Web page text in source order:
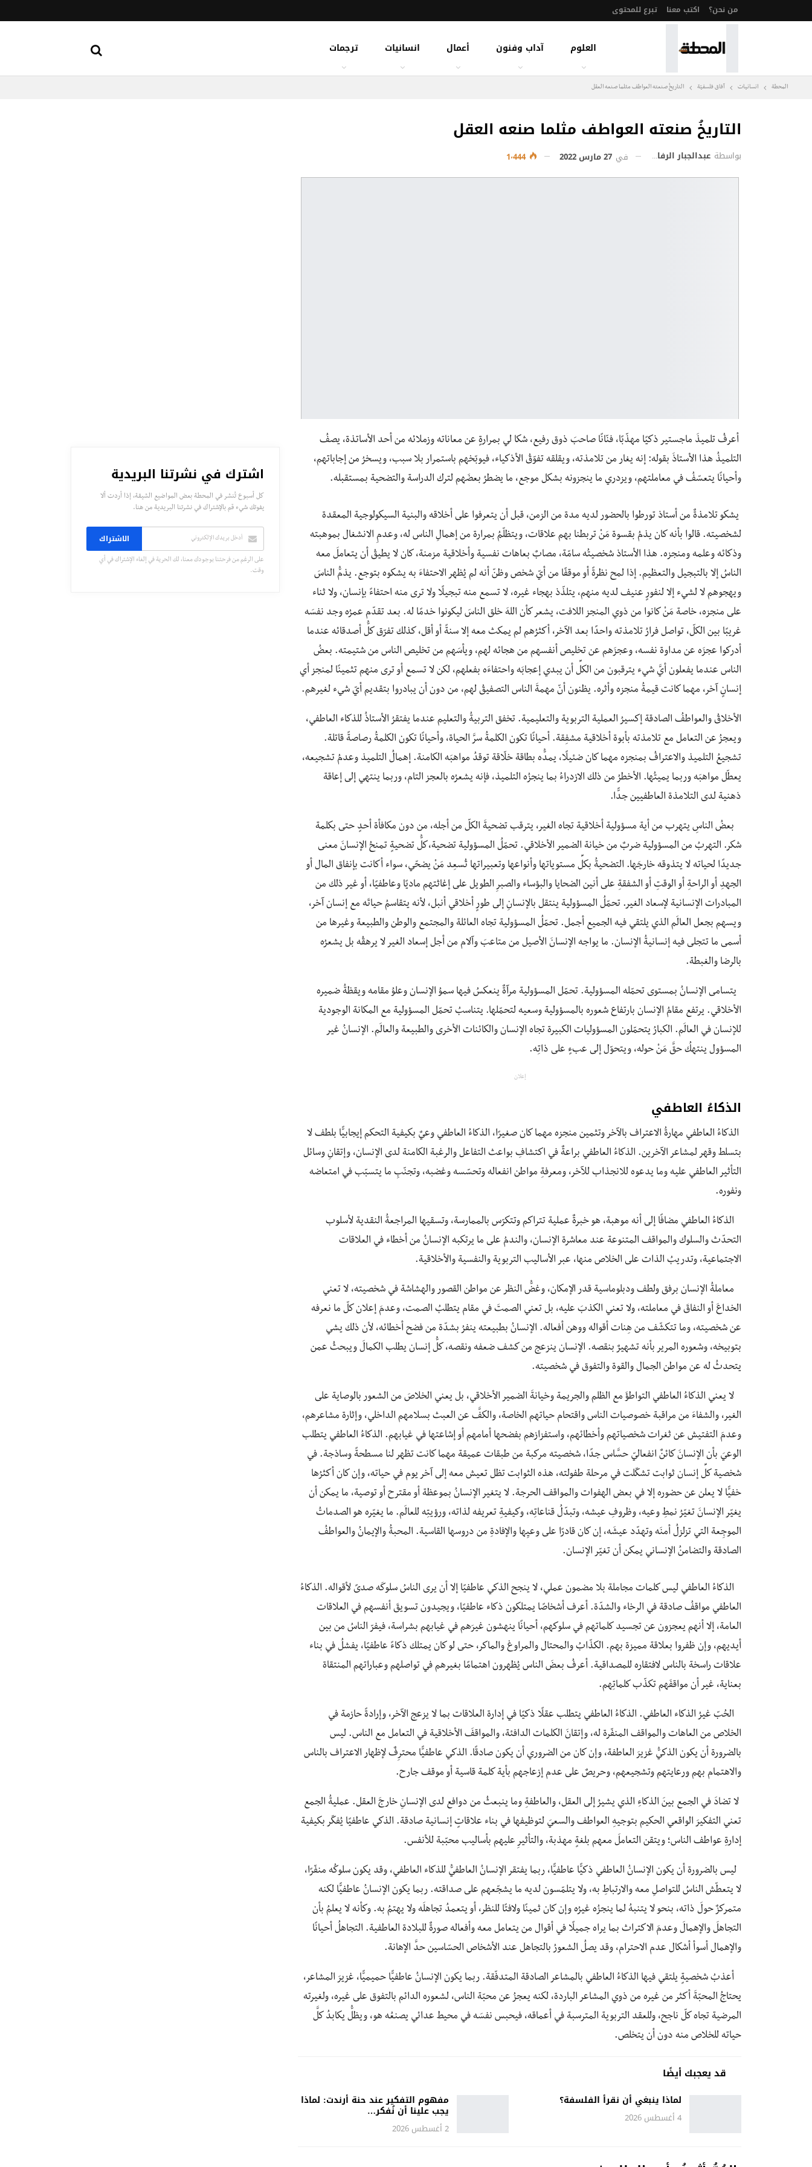
من نحن؟ اكتب معنا تبرع للمحتوى
العلوم آداب وفنون أعمال انسانيات ترجمات
المحطة انسانيات آفاق فلسفيّة‎ التاريخُ صنعته العواطف مثلما صنعه العقل
التاريخُ صنعته العواطف مثلما صنعه العقل
بواسطة عبدالجبار الرفاعي في 27 مارس 2022 1٬444
أعرفُ تلميذَ ماجستير ذكيًا مهذّبًا، فنّانًا صاحبَ ذوق رفيع، شكا لي بمرارةٍ عن معاناته وزملائه من أحد الأساتذة، يصفُ
التلميذُ هذا الأستاذَ ‏بقوله: إنه يغار من تلامذته، ويقلقه تفوّقُ الأذكياء، فيوبّخهم باستمرار بلا سبب، ويسخرُ من إجاباتهم،
وأحيانًا يتعسّفُ في معاملتهم، ويزدري ما ينجزونه بشكل موجع، ما يضطرُ بعضَهم لترك الدراسة والتضحية بمستقبله.
يشكو تلامذةٌ من أستاذ تورطوا بالحضور لديه مدة من الزمن، قبل أن يتعرفوا على أخلاقه والبنية السيكولوجية المعقدة
لشخصيته. قالوا بأنه كان يذمُ بقسوة مَنْ تربطنا بهم علاقات، ويتظلّمُ بمرارة من إهمالِ الناس له، وعدمِ الانشغال بموهبته
وذكائه وعلمه ومنجزه. هذا الأستاذ شخصيتُه سامّة، مصابٌ بعاهات نفسية وأخلاقية مزمنة، كان لا يطيقُ أن يتعاملَ معه
الناسُ إلا بالتبجيل والتعظيم. إذا لمح نظرةً أو موقفًا من أيّ شخص وظنّ أنه لم يُظهر الاحتفاءَ به يشكوه بتوجع. يذمُّ الناسَ
ويهجوهم لا لشيء إلا لنفورٍ عنيف لديه منهم، يتلذّذ بهجاء غيره، لا تسمع منه تبجيلًا ولا ترى منه احتفاءً بإنسان، ولا ثناء
على منجزه، خاصة مَنْ كانوا من ذوي المنجز اللافت، يشعر كأن اللهَ خلق الناسَ ليكونوا خدمًا له. بعد تقدّم عمرُه وجد نفسَه
غريبًا بين الكلّ، تواصل فرارُ تلامذته واحدًا بعد الآخر، أكثرُهم لم يمكث معه إلا سنةً أو أقل، كذلك تفرّق كلُّ أصدقائه عندما
أدركوا عجزَه عن مداوة نفسه، وعجزَهم عن تخليص أنفسهم من هجائه لهم، ويأسَهم من تخليص الناس من شتيمته. بعضُ
الناس عندما يفعلون أيَّ شيء يترقبون من الكلِّ أن يبدي إعجابَه واحتفاءَه بفعلهم، لكن لا تسمع أو ترى منهم تثمينًا لمنجز أي
إنسانٍ آخر، مهما كانت قيمةُ منجزه وأثره. يظنون أنّ مهمةَ الناس التصفيقُ لهم، من دون أن يبادروا بتقديم أيّ شيء لغيرهم.
الأخلاقُ والعواطفُ الصادقة إكسيرُ العملية التربوية والتعليمية. تخفق التربيةُ والتعليم عندما يفتقرُ الأستاذُ للذكاء العاطفي،
ويعجزُ عن التعامل مع تلامذته بأبوة أخلاقية مشفِقة. أحيانًا تكون الكلمةُ سرَّ الحياة، وأحيانًا تكون الكلمةُ رصاصةً قاتلة.‏
تشجيعُ التلميذ ‏والاعترافُ بمنجزه مهما كان ضئيلًا، يمدُّه بطاقة خلّاقة توقدُ مواهبَه الكامنة. ‏إهمالُ التلميذ وعدمُ تشجيعه،
يعطّل مواهبَه وربما يميتُها. ‏الأخطرُ من ذلك الازدراءُ بما ينجزُه التلميذ، فإنه يشعرُه بالعجز التام، ‏وربما ينتهي إلى إعاقة
ذهنية لدى التلامذة العاطفيين جدًّا.
بعضُ الناسِ يتهرب من أية مسؤولية أخلاقية تجاه الغير، يترقب تضحيةَ الكلّ من أجله، من دون مكافأة أحدٍ حتى بكلمة
شكر. التهربُ من المسؤولية ضربٌ من خيانة الضمير الأخلاقي. تحمّلُ المسؤولية تضحية،كلُّ تضحيةٍ تمنحُ الإنسانَ معنى
جديدًا لحياته لا يتذوقه خارجَها. التضحيةُ بكلِّ مستوياتها وأنواعها وتعبيراتها تُسعِد مَنْ يضحّي، سواء أكانت بإنفاق المال أو
الجهدِ أو الراحةِ أو الوقتِ أو الشفقةِ على أنين الضحايا والبؤساء والصبرِ الطويل على إغاثتهم ماديًا وعاطفيًا، أو غير ذلك من
المبادرات الإنسانية لإسعاد الغير. تحمّلُ المسؤولية ينتقل بالإنسانِ إلى طورٍ أخلاقي أنبل، لأنه يتقاسمُ حياتَه مع إنسان آخر،
ويسهم بجعل العالَم الذي يلتقي فيه الجميع أجمل. تحمّلُ المسؤولية تجاه العائلة والمجتمع والوطن والطبيعة وغيرها من
أسمى ما تتجلى فيه إنسانيةُ الإنسان. ما يواجه الإنسانَ الأصيل من متاعبَ وآلام من أجل إسعاد الغير لا يرهقُه بل يشعرُه
بالرضا والغبطة.
يتسامى الإنسانُ بمستوى تحمّله المسؤولية. تحمّل المسؤولية مرآةٌ ينعكسُ فيها سموُ الإنسان وعلوُ مقامه ويقظةُ ضميره
الأخلاقي. يرتفع مقامُ الإنسان بارتفاع شعوره بالمسؤولية وسعيه لتحمّلها. يتناسبُ تحمّل المسؤولية ‏مع المكانة الوجودية
‏للإنسان في العالَم. الكبارُ يتحمّلون المسؤوليات الكبيرة تجاه الإنسان والكائنات الأخرى والطبيعة والعالَم. ‏الإنسانُ غير
المسؤول ينتهكُ حقَّ مَنْ حوله، ويتحوّل إلى عبءٍ على ذاتِه.
إعلان
الذكاءُ العاطفي
الذكاءُ العاطفي مهارةُ الاعتراف بالآخر وتثمين منجزه مهما كان صغيرًا، الذكاءُ العاطفي وعيٌ بكيفية التحكم إيجابيًّا بلطف لا
بتسلط وقهر لمشاعر الآخرين. الذكاءُ العاطفي براعةٌ في اكتشافِ بواعث التفاعل والرغبة الكامنة لدى الإنسان، وإتقانِ وسائل
التأثير العاطفي عليه وما يدعوه للانجذاب للآخر، ومعرفةِ مواطن انفعاله وتحسّسه وغضبه، وتجنّبِ ما يتسبّب في امتعاضه
ونفوره.
الذكاءُ العاطفي مضافًا إلى أنه موهبة، ‏هو خبرةٌ عملية تتراكم وتتكرّس بالممارسة، وتسقيها المراجعةُ النقدية لأسلوب
التحدّث والسلوك والمواقف المتنوعة عند معاشرة الإنسان، والندمُ على ما يرتكبه الإنسانُ من أخطاء في العلاقات
الاجتماعية، وتدريبُ الذات على الخلاص منها، عبر الأساليب التربوية والنفسية والأخلاقية.
معاملةُ الإنسان برفق ولطف ودبلوماسية قدر الإمكان، وغضُّ النظر عن مواطن القصور والهشاشة في شخصيته، لا تعني
الخداعَ أو النفاقَ في معاملته، ولا تعني الكذبَ عليه، بل تعني الصمتَ في مقام يتطلبُ الصمت، وعدمَ إعلان كلّ ما نعرفه
عن شخصيته، وما تتكشّف من هِنات أقواله ووهن أفعاله. الإنسانُ بطبيعته ينفرُ بشدّة من فضح أخطائه، لأن ذلك يشي
بتوبيخه، وشعوره المرير بأنه تشهيرٌ بنقصه. الإنسان ينزعج من كشف ضعفه ونقصه، كلُّ إنسان يطلب الكمالَ ويبحثُ عمن
يتحدثُ له عن مواطن الجمال والقوة والتفوق في شخصيته.
لا يعني الذكاءُ العاطفي التواطؤَ مع الظلم والجريمة وخيانةَ الضمير الأخلاقي، بل يعني الخلاصَ من الشعور بالوصاية على
الغير، والشفاءَ من مراقبة خصوصيات الناس واقتحام حياتهم الخاصة، والكفَّ عن العبث بسلامهم الداخلي، وإثارة مشاعرهم،
وعدمَ التفتيش عن ثغرات شخصياتهم وأخطائهم، واستفزازهم بفضحها أمامهم أو إشاعتها في غيابهم. الذكاءُ العاطفي يتطلب
الوعيَ بأن الإنسانَ كائنٌ انفعاليّ حسَّاس جدًا، شخصيته مركبة من طبقات عميقة مهما كانت تظهر لنا مسطحةً وساذجة. في
شخصية كلِّ إنسان ثوابت تشكّلت في مرحلة طفولته، هذه الثوابت تظل تعيش معه إلى آخر يوم في حياته، وإن كان أكثرُها
خفيًّا لا يعلن عن حضوره إلا في بعض الهفوات والمواقف الحرجة. لا يتغير الإنسانُ بموعظة أو مقترح أو توصية، ما يمكن أن
يغيّر الإنسانَ تغيّرُ نمطِ وعيه، وظروفِ عيشه، وتبدّلُ قناعاتِه، وكيفيةِ تعريفه لذاته، ورؤيتِه للعالَم. ما يغيّره هو الصدماتُ
الموجِعة التي تزلزلُ أمنَه وتهدّد عيشَه، إن كان قادرًا على وعيِها والإفادةِ من دروسها القاسية. المحبةُ والإيمانُ والعواطفُ
الصادقة والتضامنُ الإنساني يمكن أن تغيّر الإنسان.
الذكاءُ العاطفي ليس كلمات مجاملة بلا مضمون عملي، لا ينجح الذكي عاطفيًا إلا أن يرى الناسُ سلوكَه صدىً لأقواله. الذكاءُ
العاطفي مواقفُ صادقة في الرخاء والشدّة. أعرف أشخاصًا يمتلكون ذكاء عاطفيًا، ويجيدون تسويقَ أنفسهم في العلاقات
العامة، إلا أنهم يعجزون عن تجسيد كلماتهم في سلوكهم، أحيانًا ينهشون غيرَهم في غيابهم بشراسة، فيفرّ الناسُ من بين
أيديهم، وإن ظفروا بعلاقة مميزة بهم. الكذّابُ والمحتال والمراوغ والماكر، حتى لو كان يمتلك ذكاءً عاطفيًا، يفشلُ في بناء
علاقات راسخة بالناس لافتقاره للمصداقية. أعرفُ بعضَ الناس يُظهرون اهتمامًا بغيرهم في تواصلهم وعباراتهم المنتقاة
بعناية، غير أن مواقفَهم تكذّب كلماتِهم.
الحُبّ غيرُ الذكاء العاطفي. الذكاءُ العاطفي يتطلب عقلًا ذكيًا في إدارة العلاقات بما لا يزعج الآخر، وإرادةً حازمة في
الخلاص من العاهات والمواقف المنفّرة له، وإتقانَ الكلمات الدافئة، والمواقفَ الأخلاقية في التعامل مع الناس. ‏ليس
بالضرورة أن يكون الذكيُّ غزيرَ العاطفة، وإن كان من الضروري أن يكون صادقًا. الذكي عاطفيًّا محترِفٌ لإظهار الاعتراف بالناس
والاهتمام بهم ورعايتهم وتشجيعهم، وحريصٌ على عدم إزعاجهم بأية كلمة قاسية أو موقف جارح.
لا تضادَ في الجمع بينَ الذكاءِ الذي يشيرُ إلى العقل، والعاطفةِ وما ينبعثُ من دوافع لدى الإنسانِ خارجَ العقل. عمليةُ الجمع
تعني التفكيرَ الواقعي الحكيم بتوجيهِ العواطف والسعيَ لتوظيفها في بناء علاقاتٍ إنسانية صادقة. الذكي عاطفيًا يُفكّر بكيفية
إدارةِ عواطف الناس؛ ويتقن التعاملَ معهم بلغةٍ مهذبة، والتأثيرِ عليهم بأساليب محبّبة للأنفس.
ليس بالضرورة أن يكون الإنسانُ العاطفي ‏ذكيًّا عاطفيًّا، ربما يفتقر الإنسانُ العاطفيُّ ‏للذكاء العاطفي، ‏وقد يكون سلوكُه منفّرًا،
لا يتعطّش الناسُ للتواصلِ معه والارتباطِ به، ولا يتلمّسون لديه ما يشجّعهم على صداقته. ربما يكون الإنسانُ عاطفيًّا لكنه
متمركزٌ حولَ ذاته، بنحو لا يتنبهُ لما ينجزُه غيرُه وإن كان ثمينًا ولافتًا للنظر، أو يتعمدُ تجاهلَه ولا يهتمُ به. وكأنه لا يعلمُ بأن
التجاهلَ والإهمالَ وعدمَ الاكتراث بما يراه جميلًا في أقوال من يتعامل معه وأفعاله صورةٌ للبلادة العاطفية. التجاهلُ ‏أحيانًا
والإهمال أسوأ أشكال عدم الاحترام، وقد يصلُ الشعورُ بالتجاهل عند الأشخاص الحسّاسين حدَّ الإهانة.
أعذبُ شخصيةٍ يلتقي فيها الذكاءُ العاطفي بالمشاعر الصادقة المتدفّقة. ربما يكون الإنسانُ عاطفيًّا حميميًّا، غزيرَ المشاعر،
يحتاجُ المحبّةَ أكثر من غيره من ذوي المشاعر الباردة، لكنه يعجزُ عن محبّة الناس، لشعوره الدائم بالتفوق على غيره، ولغيرته
المرضية تجاه كلّ ناجح، وللعقد التربوية المترسبة في أعماقه، فيحبس نفسَه في محيط عدائي يصنعُه هو، ويظلُّ يكابدُ كلَّ
حياته للخلاص منه دون أن يتخلص.
قد يعجبك أيضًا
لماذا ينبغي أن نقرأ الفلسفة؟
4 أغسطس 2026
مفهوم التفكير عند حنة أرندت: لماذا
يجب علينا أن نُفكر…
2 أغسطس 2026
اشترك في نشرتنا البريدية
كل أسبوع تُنشر في المحطة بعض المواضيع الشيقة، إذا أردت ألا
يفوتك شيء قم بالإشتراك في نشرتنا البريدية من هنا.
الاشتراك
على الرغم من فرحتنا بوجودك معنا، لك الحرية في إلغاء الإشتراك في أي
وقت.